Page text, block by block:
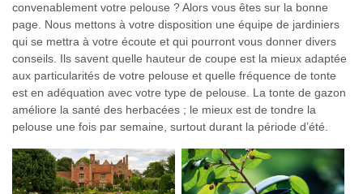
convenablement votre pelouse ? Alors vous êtes sur la bonne
page. Nous mettons à votre disposition une équipe de jardiniers
qui se mettra à votre écoute et qui pourront vous donner divers
conseils. Ils savent quelle hauteur de coupe est la mieux adaptée
aux particularités de votre pelouse et quelle fréquence de tonte
est en adéquation avec votre type de pelouse. La tonte de gazon
améliore la santé des herbacées ; le mieux est de tondre la
pelouse une fois par semaine, surtout durant la période d’été.